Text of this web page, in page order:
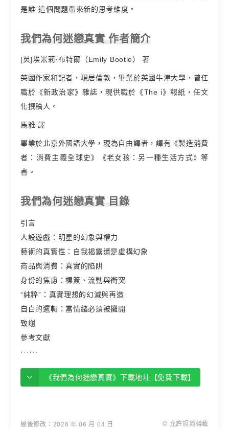
是誰”這個問題帶來新的思考維度。
我們為何迷戀真實 作者簡介
[英]埃米莉·布特爾（Emily Bootle） 著
英國作家和記者，現居倫敦，畢業於英國牛津大學，曾任
職於《新政治家》雜誌，現供職於《The i》報紙，任文
化撰稿人。
馬雅 譯
畢業於北京外國語大學，現為自由譯者，譯有《製造消費
者：消費主義全球史》《老女孩：另一種生活方式》等
書。
我們為何迷戀真實 目錄
引言
人設遊戲：明星的幻象與權力
藝術的真實性：自我揭露還是虛構幻象
商品與消費：真實的陷阱
身份的焦慮：標簽、流動與衝突
“純粹”：真實理想的幻滅與再造
自白的邏輯：當情緒必須被攤開
致謝
參考文獻
······
《我們為何迷戀真實》下載地址【免費下載】
最後修改：2026 年 06 月 04 日 © 允許規範轉載